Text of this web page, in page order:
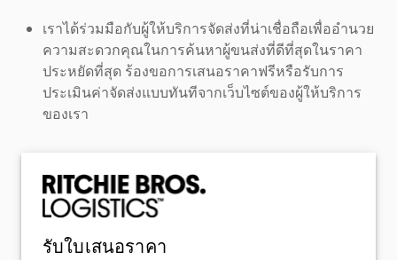
เราได้ร่วมมือกับผู้ให้บริการจัดส่งที่น่าเชื่อถือเพื่ออำนวย
ความสะดวกคุณในการค้นหาผู้ขนส่งที่ดีที่สุดในราคา
ประหยัดที่สุด ร้องขอการเสนอราคาฟรีหรือรับการ
ประเมินค่าจัดส่งแบบทันทีจากเว็บไซต์ของผู้ให้บริการ
ของเรา
รับใบเสนอราคา